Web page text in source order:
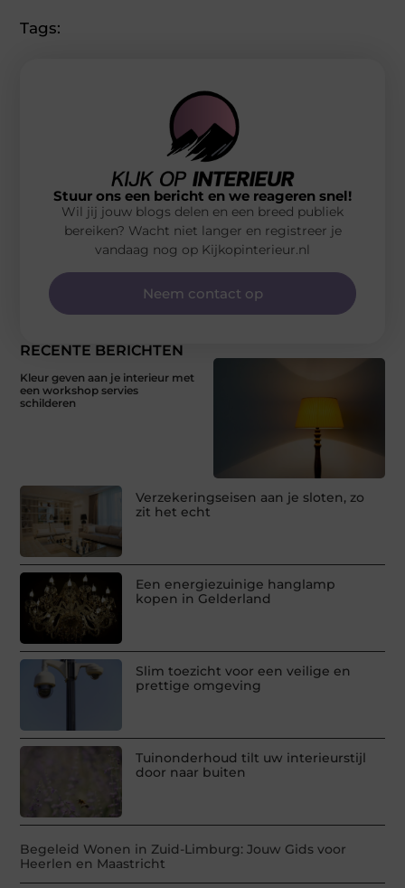
Tags:
RECENTE BERICHTEN
Kleur geven aan je interieur met
een workshop servies
schilderen
Verzekeringseisen aan je sloten, zo
zit het echt
Een energiezuinige hanglamp
kopen in Gelderland
Slim toezicht voor een veilige en
prettige omgeving
Tuinonderhoud tilt uw interieurstijl
door naar buiten
Begeleid Wonen in Zuid-Limburg: Jouw Gids voor
Heerlen en Maastricht
Stuur ons een bericht en we reageren snel!
Wil jij jouw blogs delen en een breed publiek
bereiken? Wacht niet langer en registreer je
vandaag nog op Kijkopinterieur.nl
Neem contact op